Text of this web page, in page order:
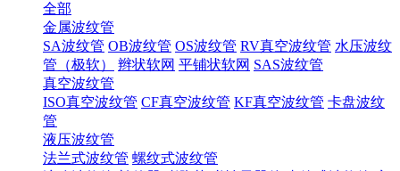
全部
金属波纹管
SA波纹管 OB波纹管 OS波纹管 RV真空波纹管 水压波纹
管（极软）
辫状软网 平铺状软网 SAS波纹管
真空波纹管
ISO真空波纹管 CF真空波纹管 KF真空波纹管 卡盘波纹
管
液压波纹管
法兰式波纹管 螺纹式波纹管